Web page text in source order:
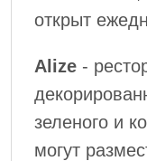
открыт
Alize -
зеленого и
могут